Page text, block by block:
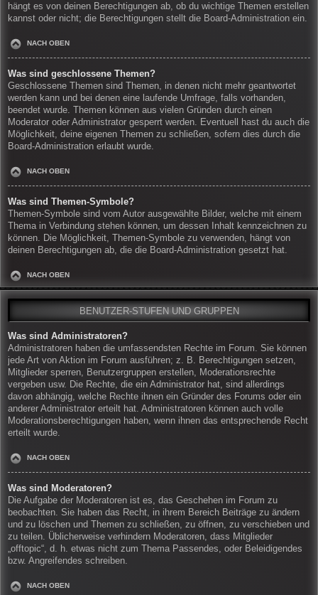
hängt es von deinen Berechtigungen ab, ob du wichtige Themen erstellen
kannst oder nicht; die Berechtigungen stellt die Board-Administration ein.
NACH OBEN
Was sind geschlossene Themen?
Geschlossene Themen sind Themen, in denen nicht mehr geantwortet
werden kann und bei denen eine laufende Umfrage, falls vorhanden,
beendet wurde. Themen können aus vielen Gründen durch einen
Moderator oder Administrator gesperrt werden. Eventuell hast du auch die
Möglichkeit, deine eigenen Themen zu schließen, sofern dies durch die
Board-Administration erlaubt wurde.
NACH OBEN
Was sind Themen-Symbole?
Themen-Symbole sind vom Autor ausgewählte Bilder, welche mit einem
Thema in Verbindung stehen können, um dessen Inhalt kennzeichnen zu
können. Die Möglichkeit, Themen-Symbole zu verwenden, hängt von
deinen Berechtigungen ab, die die Board-Administration gesetzt hat.
NACH OBEN
BENUTZER-STUFEN UND GRUPPEN
Was sind Administratoren?
Administratoren haben die umfassendsten Rechte im Forum. Sie können
jede Art von Aktion im Forum ausführen; z. B. Berechtigungen setzen,
Mitglieder sperren, Benutzergruppen erstellen, Moderationsrechte
vergeben usw. Die Rechte, die ein Administrator hat, sind allerdings
davon abhängig, welche Rechte ihnen ein Gründer des Forums oder ein
anderer Administrator erteilt hat. Administratoren können auch volle
Moderationsberechtigungen haben, wenn ihnen das entsprechende Recht
erteilt wurde.
NACH OBEN
Was sind Moderatoren?
Die Aufgabe der Moderatoren ist es, das Geschehen im Forum zu
beobachten. Sie haben das Recht, in ihrem Bereich Beiträge zu ändern
und zu löschen und Themen zu schließen, zu öffnen, zu verschieben und
zu teilen. Üblicherweise verhindern Moderatoren, dass Mitglieder
„offtopic“, d. h. etwas nicht zum Thema Passendes, oder Beleidigendes
bzw. Angreifendes schreiben.
NACH OBEN